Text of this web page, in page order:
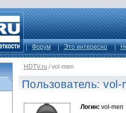
Форум Это интересно
HDTV.ru / vol-men
Пользователь: vol-
Логин: vol-men